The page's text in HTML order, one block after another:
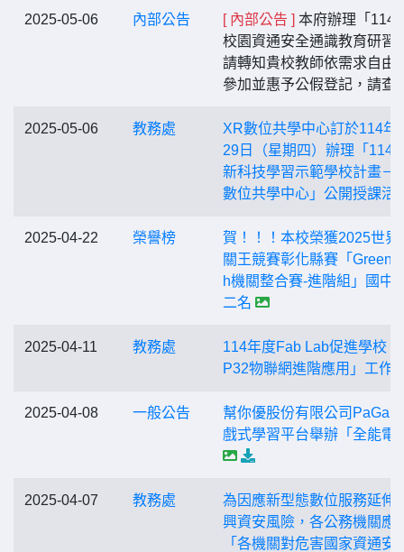
2025-05-06 內部公告 [ 內部公告 ] 本府辦理「114
校園資通安全通識教育研習
請轉知貴校教師依需求自由
參加並惠予公假登記，請查
2025-05-06 教務處
XR數位共學中心訂於114年
29日（星期四）辦理「114
新科技學習示範學校計畫－
數位共學中心」公開授課活
2025-04-22 榮譽榜
賀！！！本校榮獲2025世界
關王競賽彰化縣賽「Green
h機關整合賽-進階組」國中
二名
2025-04-11 教務處
114年度Fab Lab促進學校
P32物聯網進階應用」工作
2025-04-08 一般公告
幫你優股份有限公司
戲式學習平台舉辦「全能電
2025-04-07 教務處
為因應新型態數位服務延伸
興資安風險，各公務機關應
「各機關對危害國家資通安